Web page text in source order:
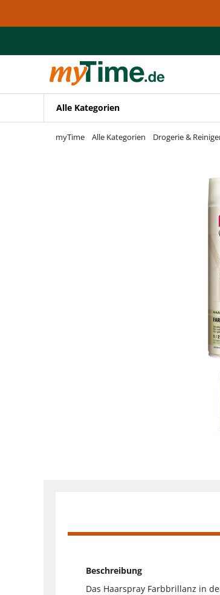
Zur Navigation springen
Alle Kategorien
myTime Alle Kategorien Drogerie &
Beschreibung
Das Haarspray Farbbrillanz in